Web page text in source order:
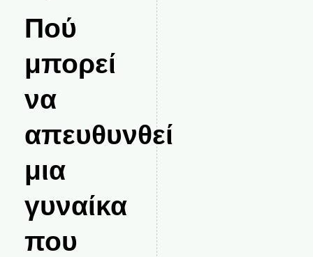
Πού
μπορεί
να
απευθυνθεί
μια
γυναίκα
που